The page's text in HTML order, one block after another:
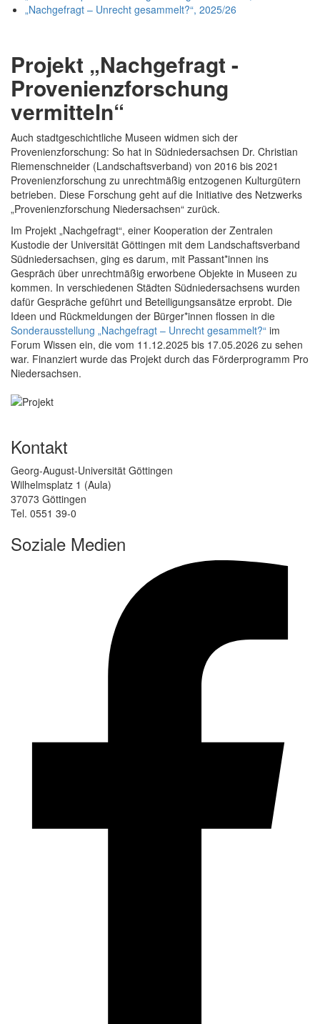
„Nachgefragt – Unrecht gesammelt?“, 2025/26
Projekt „Nachgefragt -
Provenienzforschung
vermitteln“
Auch stadtgeschichtliche Museen widmen sich der
Provenienzforschung: So hat in Südniedersachsen Dr. Christian
Riemenschneider (Landschaftsverband) von 2016 bis 2021
Provenienzforschung zu unrechtmäßig entzogenen Kulturgütern
betrieben. Diese Forschung geht auf die Initiative des Netzwerks
„Provenienzforschung Niedersachsen“ zurück.
Im Projekt „Nachgefragt“, einer Kooperation der Zentralen
Kustodie der Universität Göttingen mit dem Landschaftsverband
Südniedersachsen, ging es darum, mit Passant*innen ins
Gespräch über unrechtmäßig erworbene Objekte in Museen zu
kommen. In verschiedenen Städten Südniedersachsens wurden
dafür Gespräche geführt und Beteiligungsansätze erprobt. Die
Ideen und Rückmeldungen der Bürger*innen flossen in die
Sonderausstellung „Nachgefragt – Unrecht gesammelt?“ im
Forum Wissen ein, die vom 11.12.2025 bis 17.05.2026 zu sehen
war. Finanziert wurde das Projekt durch das Förderprogramm Pro
Niedersachsen.
Kontakt
Georg-August-Universität Göttingen
Wilhelmsplatz 1 (Aula)
37073 Göttingen
Tel. 0551 39-0
Soziale Medien